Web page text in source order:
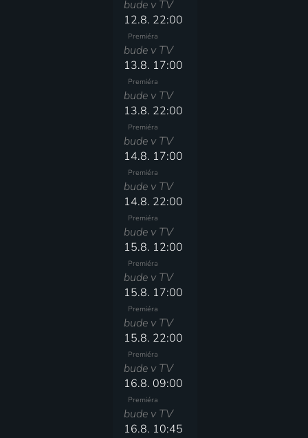
bude v TV
12.8. 22:00
Premiéra
bude v TV
13.8. 17:00
Premiéra
bude v TV
13.8. 22:00
Premiéra
bude v TV
14.8. 17:00
Premiéra
bude v TV
14.8. 22:00
Premiéra
bude v TV
15.8. 12:00
Premiéra
bude v TV
15.8. 17:00
Premiéra
bude v TV
15.8. 22:00
Premiéra
bude v TV
16.8. 09:00
Premiéra
bude v TV
16.8. 10:45